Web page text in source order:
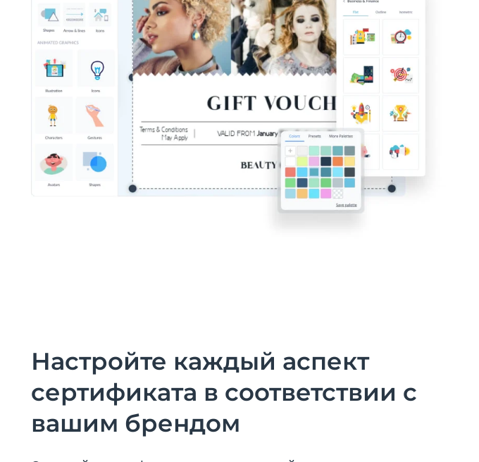
Настройте каждый аспект
сертификата в соответствии с
вашим брендом